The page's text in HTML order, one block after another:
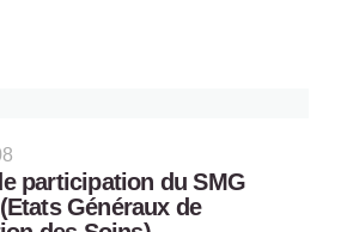
participation du SMG
Généraux de